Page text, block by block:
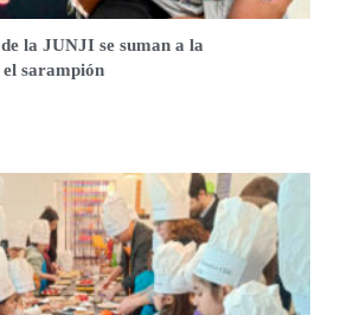
la JUNJI se suman a la
sarampión